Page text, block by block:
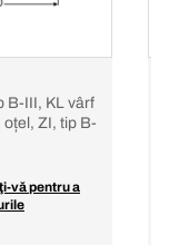
B-III, KL vârf
oțel, ZI, tip B-
vă pentru a